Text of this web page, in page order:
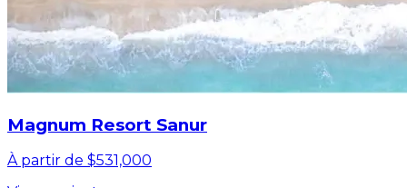
Magnum Resort Sanur
À partir de $531,000